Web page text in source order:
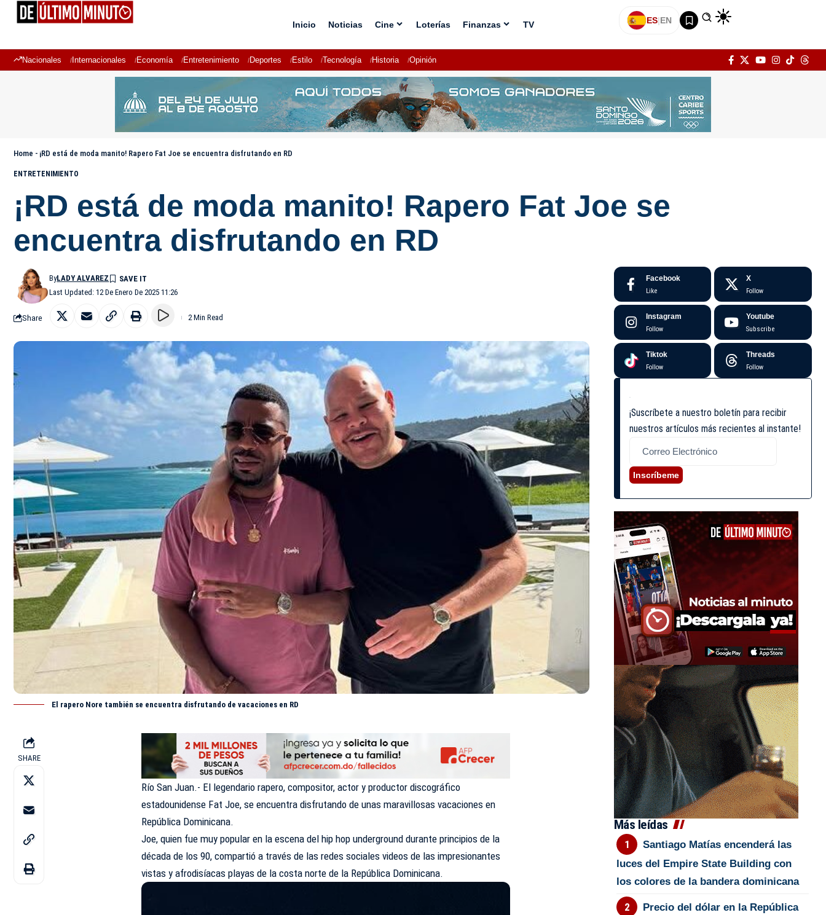
Inicio Noticias Cine Loterías Finanzas TV ES|EN
Nacionales Internacionales Economía Entretenimiento Deportes Estilo Tecnología Historia Opinión
Home - ¡RD está de moda manito! Rapero Fat Joe se encuentra disfrutando en RD
ENTRETENIMIENTO
¡RD está de moda manito! Rapero Fat Joe se
encuentra disfrutando en RD
Last Updated: 12 De Enero De 2025 11:26
ByLADY ALVAREZ
Share 2 Min Read
El rapero Nore también se encuentra disfrutando de vacaciones en RD
SHARE
Río San Juan.- El legendario rapero, compositor, actor y productor discográfico
estadounidense Fat Joe, se encuentra disfrutando de unas maravillosas vacaciones en
República Dominicana.
Joe, quien fue muy popular en la escena del hip hop underground durante principios de la
década de los 90, compartió a través de las redes sociales videos de las impresionantes
vistas y afrodisíacas playas de la costa norte de la República Dominicana.
Facebook
Like
X
Follow
Instagram
Follow
Youtube
Subscribe
Tiktok
Follow
Threads
Follow
¡Suscríbete a nuestro boletín para recibir
nuestros artículos más recientes al instante!
Inscríbeme
Más leídas
Santiago Matías encenderá las
luces del Empire State Building con
los colores de la bandera dominicana
Precio del dólar en la República